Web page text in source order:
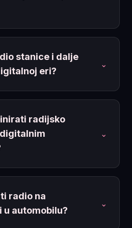
stanice i dalje
eri?
⌄
radijsko
⌄
radio na
u automobilu?
⌄